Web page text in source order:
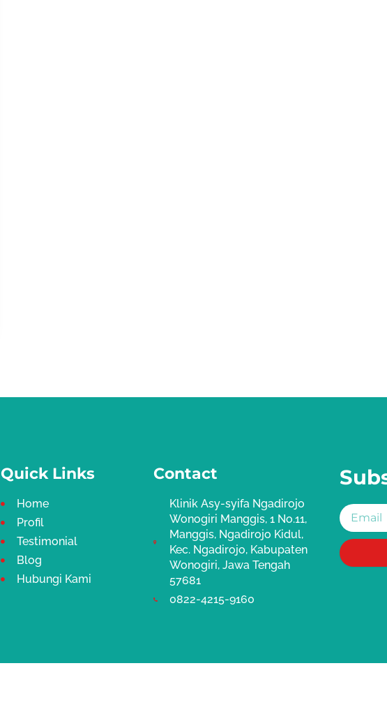
Quick Links
Home
Profil
Testimonial
Blog
Hubungi Kami
Contact
Klinik Asy-syifa Ngadirojo
Wonogiri Manggis, 1 No.11,
Manggis, Ngadirojo Kidul,
Kec. Ngadirojo, Kabupaten
Wonogiri, Jawa Tengah
57681
0822-4215-9160
Email